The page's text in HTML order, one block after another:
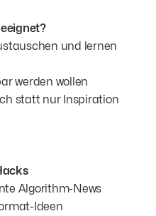
und lernen
werden wollen
statt nur Inspiration
Algorithm-News
Ideen